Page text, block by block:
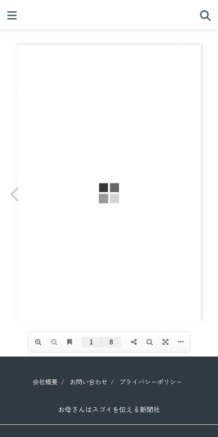
会社概要 お問い合わせ プライバシーポリシー
お母さんはスゴイを伝える新聞社